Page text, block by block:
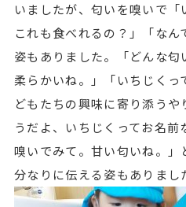
いましたが、匂いを嗅いで
これも食べれるの？」「なん
姿もありました。「どんな
柔らかいね。」「いちじく
どもたちの興味に寄り添う
うだよ、いちじくってお名
嗅いでみて。甘い匂いね。」
分なりに伝える姿もありまし